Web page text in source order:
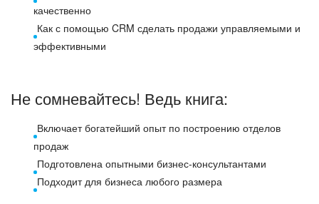
качественно
Как с помощью CRM сделать продажи управляемыми и
эффективными
Не сомневайтесь! Ведь книга:
Включает богатейший опыт по построению отделов
продаж
Подготовлена опытными бизнес-консультантами
Подходит для бизнеса любого размера